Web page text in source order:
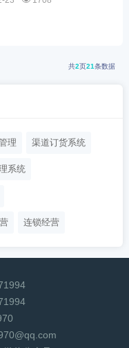
共2页21条数据
理 渠道订货系统
系统
连锁经营